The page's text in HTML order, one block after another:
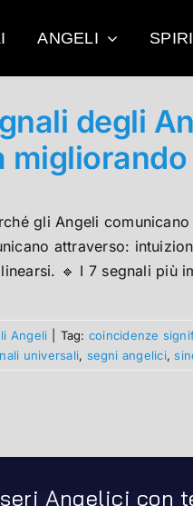
ANGELI
degli
migliorando
gli Angeli
attraverso:
🔹 I 7 segnali più
Angeli Tag: coincidenze
universali, segni angelici,
Angelici con